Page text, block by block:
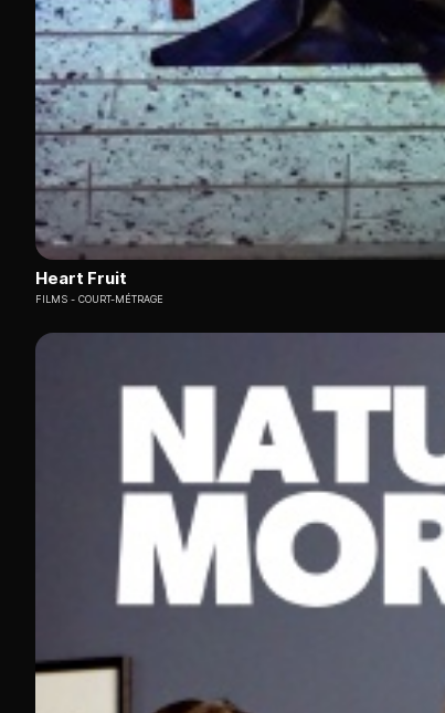
Heart Fruit
FILMS COURT-MÉTRAGE